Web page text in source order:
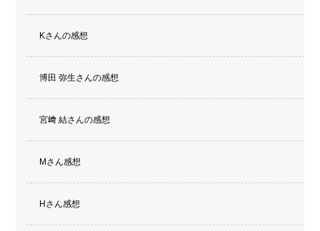
Kさんの感想
博田 弥生さんの感想
宮﨑 結さんの感想
Mさん感想
Hさん感想